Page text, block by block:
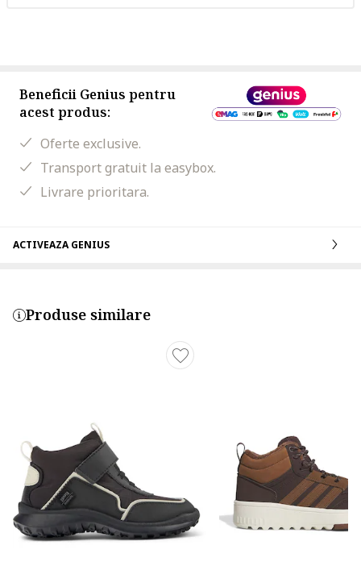
Beneficii Genius pentru
acest produs:
Oferte exclusive.
Transport gratuit la easybox.
Livrare prioritara.
ACTIVEAZA GENIUS
Produse similare